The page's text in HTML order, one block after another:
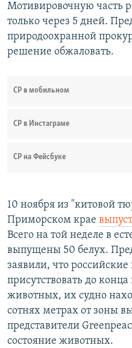
Мотивировочную часть
только через 5 дней.
природоохранной
решение обжаловать.
СР в мобильном
СР в Инстаграме
СР на Фейсбуке
10 ноября из "китовой
Приморском крае
Всего на той неделе в
выпущены 50 белух.
заявили, что
присутствовать до
животных, их судно
сотнях метрах от зоны
представители
состояние животных.